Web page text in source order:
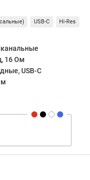
USB-C Hi-Res
16 Ом
USB-C
м